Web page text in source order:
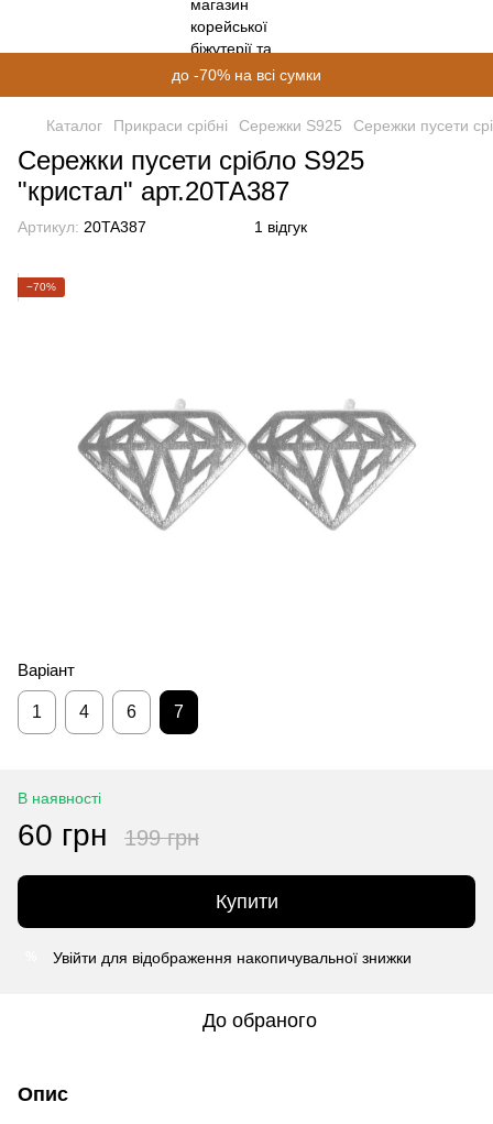
до -70% на всі сумки
Каталог Прикраси срібні Сережки S925 Сережки пусети
Сережки пусети срібло S925
"кристал" арт.20ТА387
Артикул: 20TA387 1 відгук
−70%
Варіант
1 4 6 7
В наявності
60 грн 199 грн
Купити
Увійти для відображення накопичувальної знижки
До обраного
Опис